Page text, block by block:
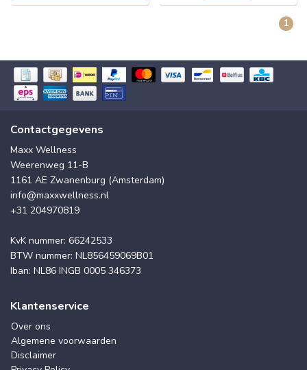
1
Contactgegevens
Maxx Wellness
Weerenweg 11-B
1161 AE Zwanenburg (Amsterdam)
info@maxxwellness.nl
+31 204970819
KvK nummer: 66242533
BTW nummer: NL856459069B01
Iban: NL86 INGB 0005 346373
Klantenservice
Over ons
Algemene voorwaarden
Disclaimer